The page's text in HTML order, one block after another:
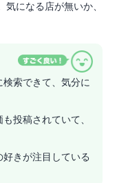
になる店が無いか、
索できて、気分に
投稿されていて、
きが注目している